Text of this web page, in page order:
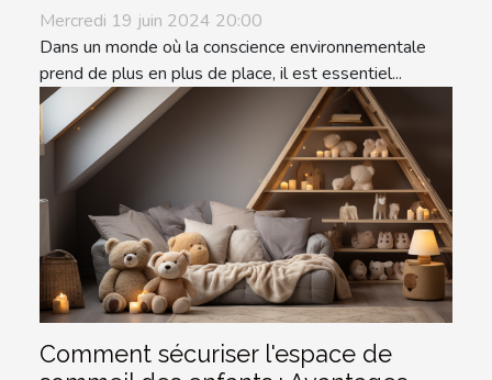
Mercredi 19 juin 2024 20:00
Dans un monde où la conscience environnementale
prend de plus en plus de place, il est essentiel...
Comment sécuriser l'espace de